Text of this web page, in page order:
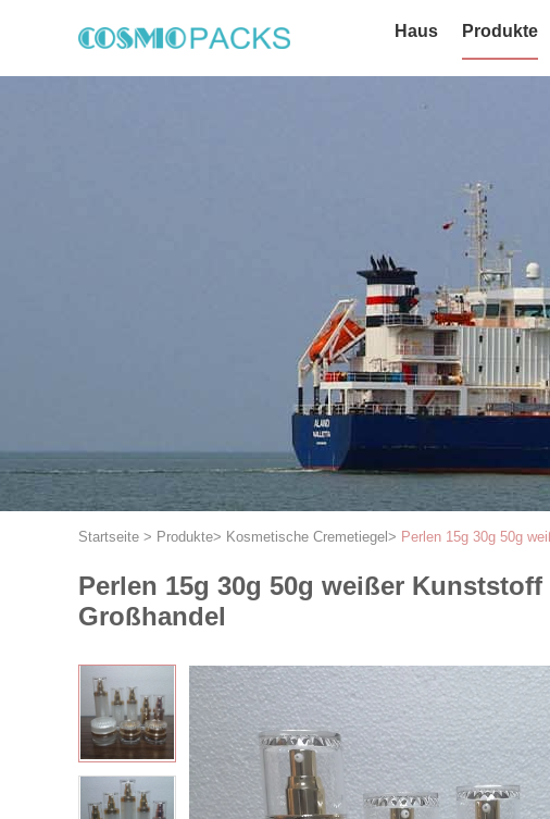
Haus Produkte
Startseite > Produkte> Kosmetische Cremetiegel > Perlen 15g 30g 50g
Perlen 15g 30g 50g weißer
Großhandel